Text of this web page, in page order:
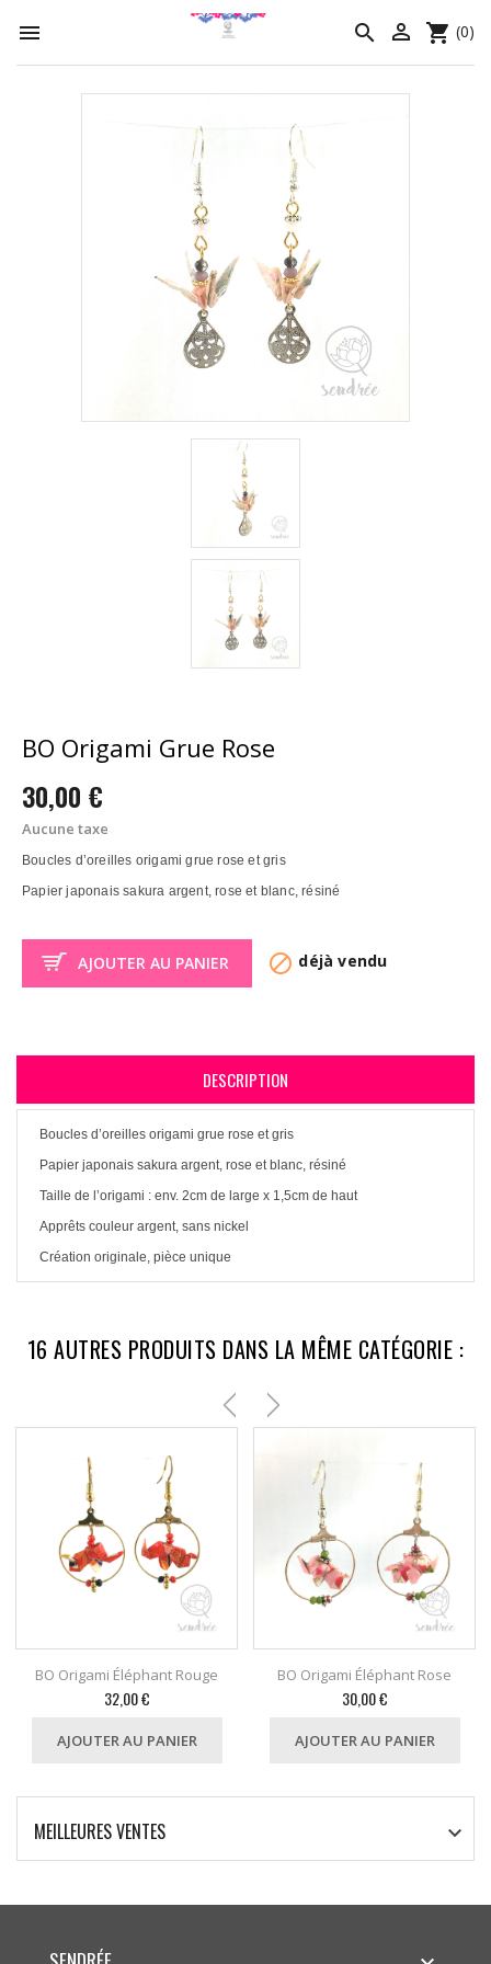
  (0)


BO Origami Grue Rose
30,00 €
Aucune taxe
Boucles d’oreilles origami grue rose et gris
Papier japonais sakura argent, rose et blanc, résiné
AJOUTER AU PANIER  déjà vendu
DESCRIPTION
Boucles d’oreilles origami grue rose et gris
Papier japonais sakura argent, rose et blanc, résiné
Taille de l’origami : env. 2cm de large x 1,5cm de haut
Apprêts couleur argent, sans nickel
Création originale, pièce unique
16 AUTRES PRODUITS DANS LA MÊME CATÉGORIE :
BO Origami Éléphant Rouge
Prix
32,00 €
AJOUTER AU PANIER
BO Origami Éléphant Rose
Prix
30,00 €
AJOUTER AU PANIER
MEILLEURES VENTES 